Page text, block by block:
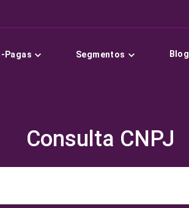
Pagas Segmentos Blog
Consulta CNPJ